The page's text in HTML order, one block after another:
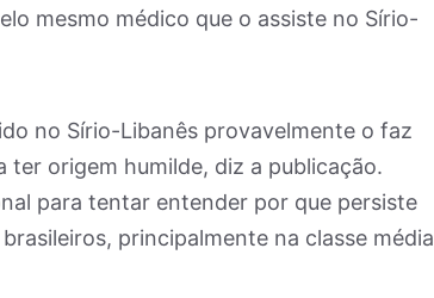
mesmo médico que o assiste no Sírio-
no Sírio-Libanês provavelmente o faz
origem humilde, diz a publicação.
para tentar entender por que persiste
principalmente na classe média